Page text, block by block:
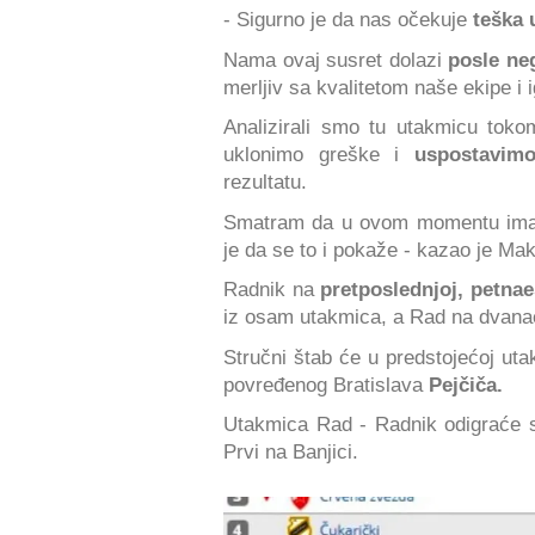
- Sigurno je da nas očekuje teška
Nama ovaj susret dolazi posle
merljiv sa kvalitetom naše ekipe i
Analizirali smo tu utakmicu
uklonimo greške i
rezultatu.
Smatram da u ovom momentu
je da se to i pokaže - kazao je
Radnik na pretposlednjoj,
iz osam utakmica, a Rad na
Stručni štab će u predstojećoj
povređenog Bratislava Pejčiča.
Utakmica Rad - Radnik odigraće
Prvi na Banjici.